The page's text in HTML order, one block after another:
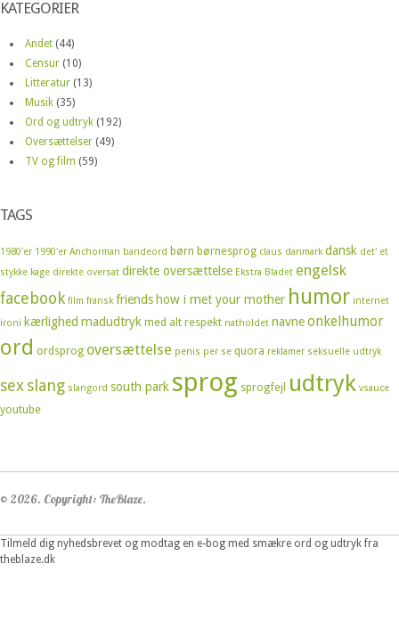
KATEGORIER
Andet (44)
Censur (10)
Litteratur (13)
Musik (35)
Ord og udtryk (192)
Oversættelser (49)
TV og film (59)
TAGS
1980'er 1990'er Anchorman bandeord børn børnesprog claus danmark dansk det' et
stykke kage direkte oversat direkte oversættelse Ekstra Bladet engelsk
facebook film fransk friends how i met your mother humor internet
ironi kærlighed madudtryk med alt respekt natholdet navneonkelhumor
ord ordsprog oversættelse penis per se quora reklamer seksuelle udtryk
sexslang slangord south park sprog sprogfejl udtryk vsauce
youtube
© 2026. Copyright: TheBlaze.
Tilmeld dig nyhedsbrevet og modtag en e-bog med smækre ord og udtryk fra
theblaze.dk